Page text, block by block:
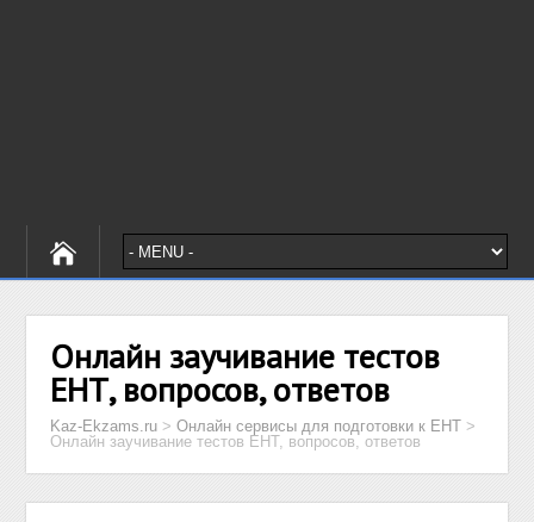
Онлайн заучивание тестов
ЕНТ, вопросов, ответов
Kaz-Ekzams.ru >Онлайн сервисы для подготовки к ЕНТ >
Онлайн заучивание тестов ЕНТ, вопросов, ответов